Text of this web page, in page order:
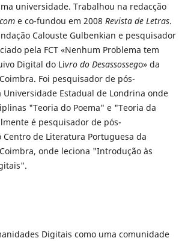
universidade. Trabalhou na redacção
e co-fundou em 2008 Revista de Letras.
Calouste Gulbenkian e pesquisador
pela FCT «Nenhum Problema tem
Digital do Livro do Desassossego» da
Foi pesquisador de pós-
Estadual de Londrina onde
"Teoria do Poema" e "Teoria da
é pesquisador de pós-
de Literatura Portuguesa da
onde leciona "Introdução às
Digitais como uma comunidade